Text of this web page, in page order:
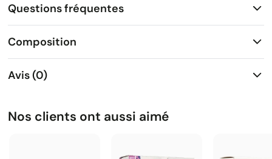
Questions fréquentes
Composition
Avis (0)
Nos clients ont aussi aimé